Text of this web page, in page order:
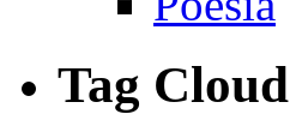
Tag Cloud